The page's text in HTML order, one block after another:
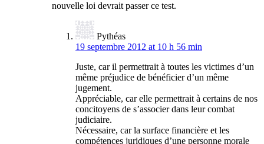
nouvelle loi devrait passer ce test.
Pythéas
19 septembre 2012 at 10 h 56 min
Juste, car il permettrait à toutes les victimes d’un
même préjudice de bénéficier d’un même
jugement.
Appréciable, car elle permettrait à certains de nos
concitoyens de s’associer dans leur combat
judiciaire.
Nécessaire, car la surface financière et les
compétences juridiques d’une personne morale